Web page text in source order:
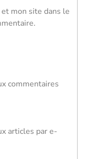
mon site dans le
commentaires
articles par e-